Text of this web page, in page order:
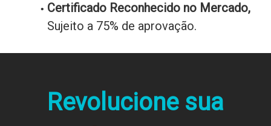
Certificado Reconhecido no Mercado,
Sujeito a 75% de aprovação.
Revolucione sua